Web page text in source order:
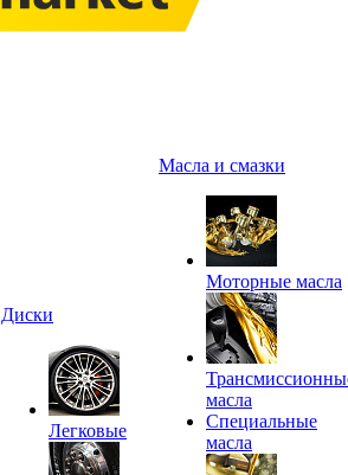
Диски
Легковые
Масла и смазки
Моторные масла
масла
Специальные
масла